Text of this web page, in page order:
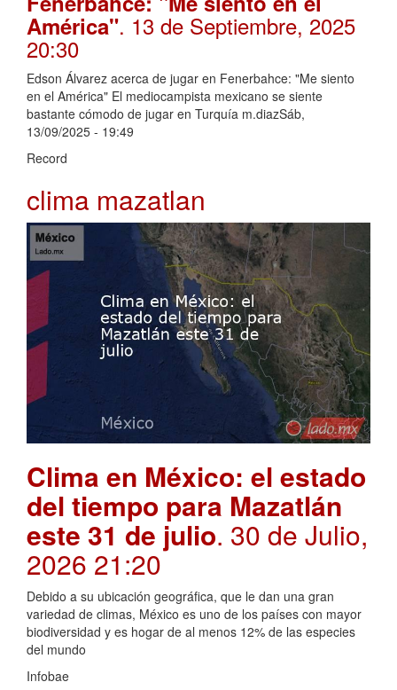
América". 13 de Septiembre, 2025
20:30
Edson Álvarez acerca de jugar en Fenerbahce: "Me siento
en el América" El mediocampista mexicano se siente
bastante cómodo de jugar en Turquía m.diazSáb,
13/09/2025 - 19:49
Record
clima mazatlan
Clima en México: el estado
del tiempo para Mazatlán
este 31 de julio. 30 de Julio,
2026 21:20
Debido a su ubicación geográfica, que le dan una gran
variedad de climas, México es uno de los países con mayor
biodiversidad y es hogar de al menos 12% de las especies
del mundo
Infobae